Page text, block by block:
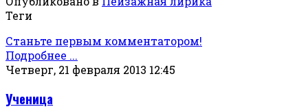
Теги
Станьте первым комментатором!
Подробнее ...
Четверг, 21 февраля 2013 12:45
Ученица